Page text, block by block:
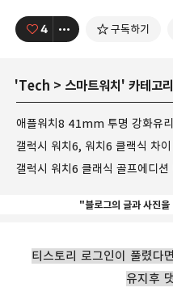
4 구독하기
'Tech > 스마트워치' 카테고
애플워치8 41mm 투명 강화유
갤럭시 워치6, 워치6 클랙식 차
갤럭시 워치6 클래식 골프에디션
"블로그의 글과 사진
티스토리 로그인이 풀렸다
유지후